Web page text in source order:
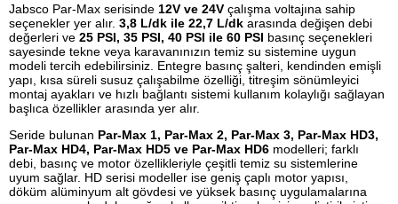
Jabsco Par-Max serisinde 12V ve 24V çalışma voltajına sahip
seçenekler yer alır. 3,8 L/dk ile 22,7 L/dk arasında değişen debi
değerleri ve 25 PSI, 35 PSI, 40 PSI ile 60 PSI basınç seçenekleri
sayesinde tekne veya karavanınızın temiz su sistemine uygun
modeli tercih edebilirsiniz. Entegre basınç şalteri, kendinden emişli
yapı, kısa süreli susuz çalışabilme özelliği, titreşim sönümleyici
montaj ayakları ve hızlı bağlantı sistemi kullanım kolaylığı sağlayan
başlıca özellikler arasında yer alır.
Seride bulunan Par-Max 1, Par-Max 2, Par-Max 3, Par-Max HD3,
Par-Max HD4, Par-Max HD5 ve Par-Max HD6 modelleri; farklı
debi, basınç ve motor özellikleriyle çeşitli temiz su sistemlerine
uyum sağlar. HD serisi modeller ise geniş çaplı motor yapısı,
döküm alüminyum alt gövdesi ve yüksek basınç uygulamalarına